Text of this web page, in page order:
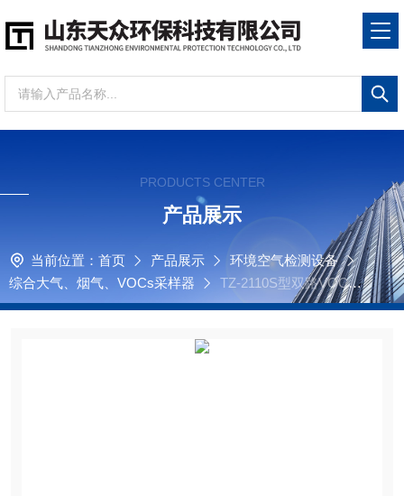
PRODUCTS CENTER
产品展示
当前位置： 首页 产品展示
环境空气检测设备
综合大气、烟气、VOCs采样器
TZ-2110S型双路VOCs
采样器